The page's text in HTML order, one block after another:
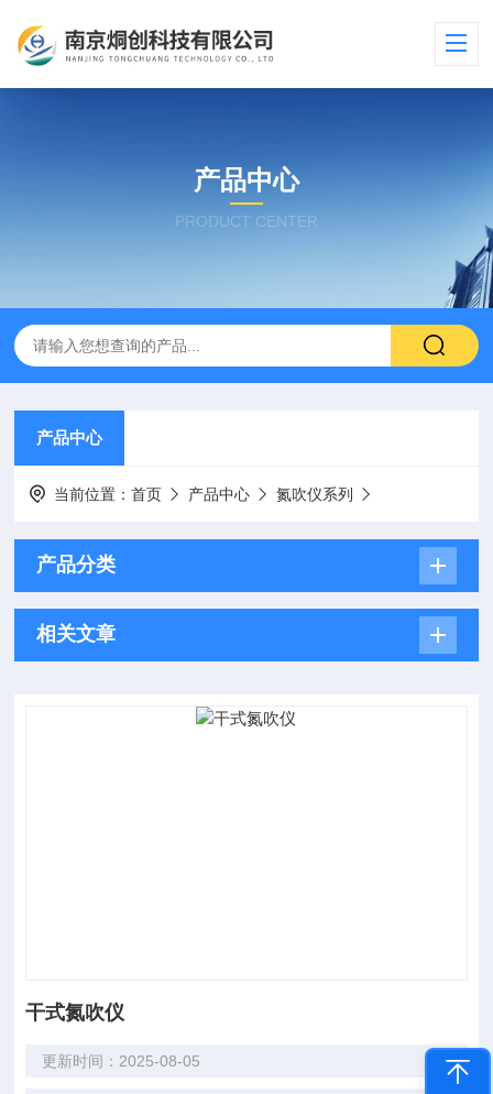
产品中心
PRODUCT CENTER
产品中心
当前位置：首页 产品中心 氮吹仪系列
产品分类
相关文章
干式氮吹仪
更新时间：2025-08-05